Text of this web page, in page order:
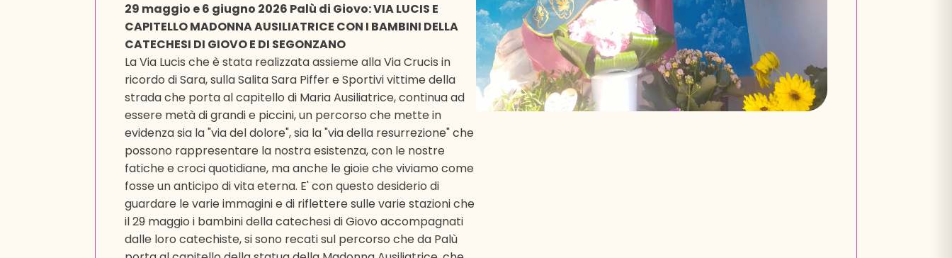
29 maggio e 6 giugno 2026 Palù di Giovo: VIA LUCIS E
CAPITELLO MADONNA AUSILIATRICE CON I BAMBINI DELLA
CATECHESI DI GIOVO E DI SEGONZANO
La Via Lucis che è stata realizzata assieme alla Via Crucis in
ricordo di Sara, sulla Salita Sara Piffer e Sportivi vittime della
strada che porta al capitello di Maria Ausiliatrice, continua ad
essere metà di grandi e piccini, un percorso che mette in
evidenza sia la "via del dolore", sia la "via della resurrezione" che
possono rappresentare la nostra esistenza, con le nostre
fatiche e croci quotidiane, ma anche le gioie che viviamo come
fosse un anticipo di vita eterna. E' con questo desiderio di
guardare le varie immagini e di riflettere sulle varie stazioni che
il 29 maggio i bambini della catechesi di Giovo accompagnati
dalle loro catechiste, si sono recati sul percorso che da Palù